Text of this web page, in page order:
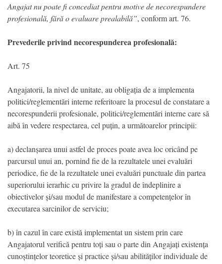
Angajat nu poate fi concediat pentru motive de necorespundere
profesională, fără o evaluare prealabilă”, conform art. 76.
Prevederile privind necorespunderea profesională:
Art. 75
Angajatorii, la nivel de unitate, au obligația de a implementa
politici/reglementări interne referitoare la procesul de constatare a
necorespunderii profesionale, politici/reglementări interne care să
aibă în vedere respectarea, cel puțin, a următoarelor principii:
a) declanșarea unui astfel de proces poate avea loc oricând pe
parcursul unui an, pornind fie de la rezultatele unei evaluări
periodice, fie de la rezultatele unei evaluări punctuale din partea
superiorului ierarhic cu privire la gradul de îndeplinire a
obiectivelor și/sau modul de manifestare a competențelor în
executarea sarcinilor de serviciu;
b) în cazul în care există implementat un sistem prin care
Angajatorul verifică pentru toți sau o parte din Angajați existența
cunoștințelor teoretice și practice și/sau abilităților individuale de